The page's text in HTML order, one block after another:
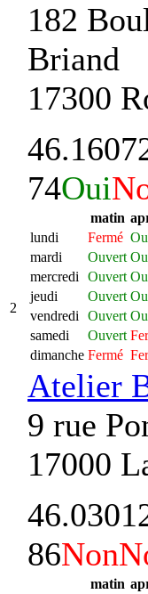
182
Briand
17300
2
74Oui
matin
lundi
Fermé
mardi
Ouvert
mercredi
Ouvert
jeudi
Ouvert
vendredi
Ouvert
samedi
Ouvert
dimanche Fermé
Atelier
9 rue
17000
86Non
matin